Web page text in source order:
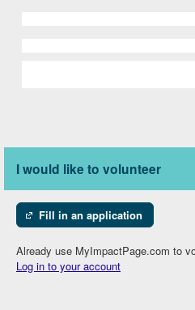
I would like to volunteer
Fill in an application
Already use MyImpactPage.com to
Log in to your account